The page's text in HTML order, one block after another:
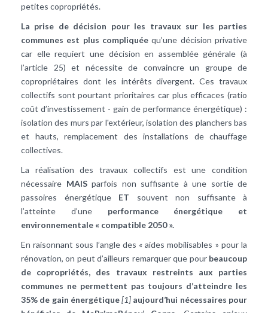
petites copropriétés.
La prise de décision pour les travaux sur les parties
communes est plus compliquée qu’une décision privative
car elle requiert une décision en assemblée générale (à
l’article 25) et nécessite de convaincre un groupe de
copropriétaires dont les intérêts divergent. Ces travaux
collectifs sont pourtant prioritaires car plus efficaces (ratio
coût d’investissement - gain de performance énergétique) :
isolation des murs par l'extérieur, isolation des planchers bas
et hauts, remplacement des installations de chauffage
collectives.
La réalisation des travaux collectifs est une condition
nécessaire MAISparfois non suffisante à une sortie de
passoires énergétique ET souvent non suffisante à
l’atteinte d’une performance énergétique et
environnementale « compatible 2050 ».
En raisonnant sous l’angle des « aides mobilisables » pour la
rénovation, on peut d’ailleurs remarquer que pour beaucoup
de copropriétés, des travaux restreints aux parties
communes ne permettent pas toujours d’atteindre les
35% de gain énergétique[1] aujourd’hui nécessaires pour